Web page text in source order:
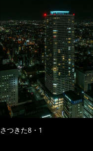
さつきた8・1